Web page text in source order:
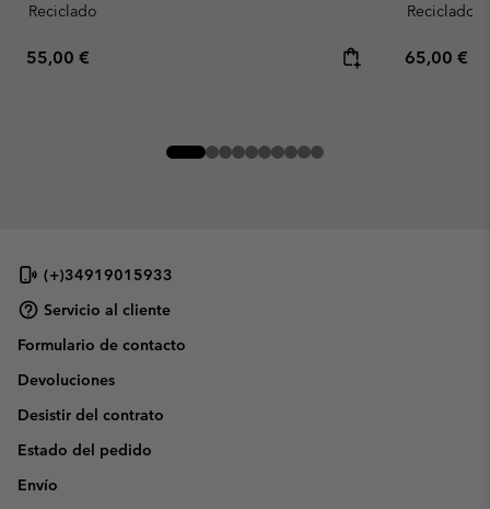
Reciclado
Regular price:
55,00 €
Reciclado
Regular
65,00 €
(+)34919015933
Servicio al cliente
Formulario de contacto
Devoluciones
Desistir del contrato
Estado del pedido
Envío